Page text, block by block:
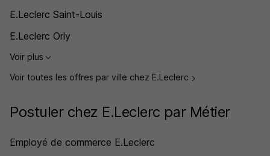
E.Leclerc Saint-Louis
E.Leclerc Orly
Voir plus
Voir toutes les offres par ville chez E.Leclerc
Postuler chez E.Leclerc par Métier
Employé de commerce E.Leclerc